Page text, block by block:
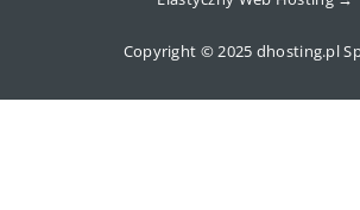
Copyright © 2025 dhosting.pl